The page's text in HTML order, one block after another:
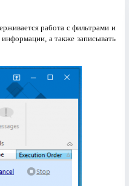
работа с фильтрами и
а также записывать